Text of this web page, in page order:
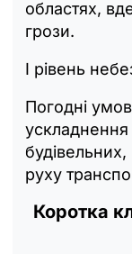
областях,
грози.
I рівень
Погодні
руху
Коротка